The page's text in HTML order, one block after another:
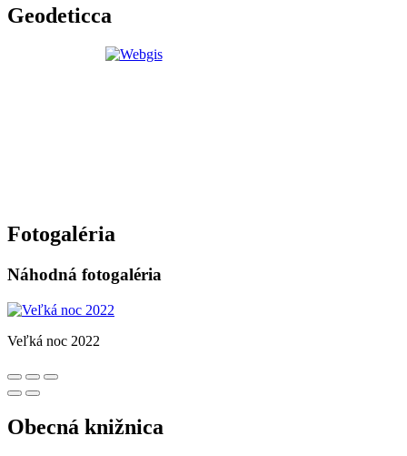
Geodeticca
Fotogaléria
Náhodná fotogaléria
Veľká noc 2022
Obecná knižnica